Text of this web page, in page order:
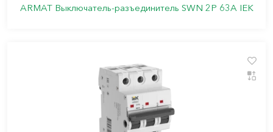
ARMAT Выключатель-разъединитель SWN 2P 63А IEK